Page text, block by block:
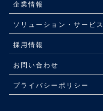
企業情報
ソリューション・サービス
採用情報
お問い合わせ
プライバシーポリシー